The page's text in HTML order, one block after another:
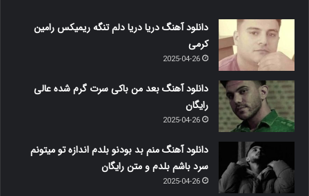
دانلود آهنگ دریا دریا دلم تنگه ریمیکس رامین
کرمی
2025-04-26
دانلود آهنگ بعد من باکی سرت گرم شده عالی
رایگان
2025-04-26
دانلود آهنگ منم بد بودنو بلدم اندازه تو میتونم
سرد باشم بلدم و متن رایگان
2025-04-26